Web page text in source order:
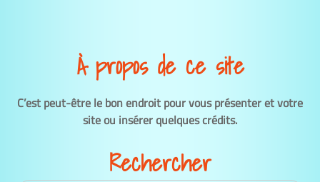
À propos de ce site
C’est peut-être le bon endroit pour vous présenter et votre
site ou insérer quelques crédits.
Rechercher